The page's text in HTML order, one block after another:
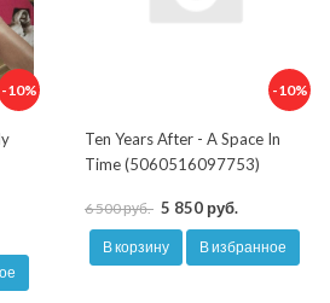
-10% -10%
Ten Years After - A Space In
Time (5060516097753)
6 500 руб. 5 850 руб.
В корзину В избранное